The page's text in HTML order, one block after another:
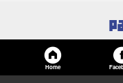
Home